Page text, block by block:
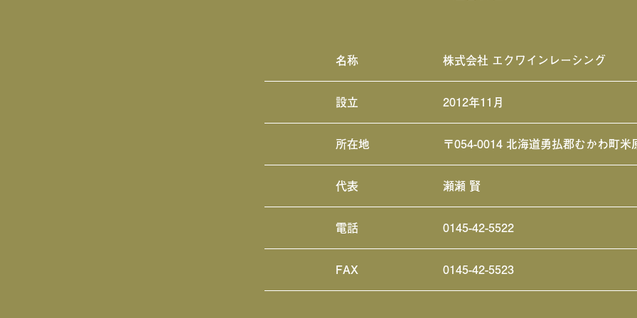
名称 株式会社 エクワインレーシング
設立 2012年11月
所在地 〒054-0014 北海道勇払郡むかわ町米
代表 瀬瀬 賢
電話 0145-42-5522
FAX 0145-42-5523